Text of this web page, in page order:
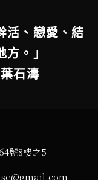
活、戀愛、結
。」
石濤
號8樓之5